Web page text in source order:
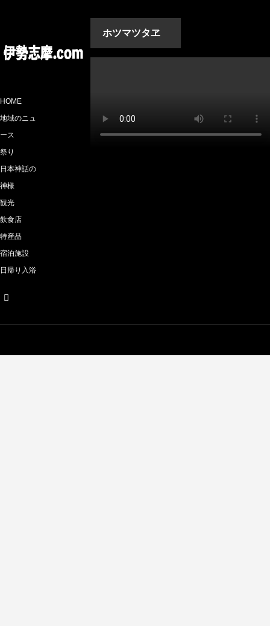
ホツマツタヱ
HOME
地域のニュ
ース
祭り
日本神話の
神様
観光
飲食店
特産品
宿泊施設
日帰り入浴